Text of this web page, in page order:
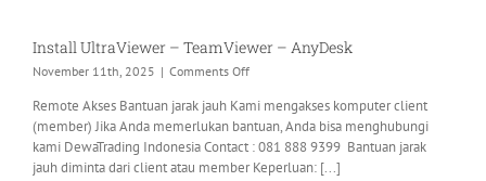
Supremany
Des
Install UltraViewer – TeamViewer – AnyDesk
November 11th, 2025 | Comments Offon
UltraViewer
–
TeamViewer
–
Remote Akses Bantuan jarak jauh Kami mengakses komputer client
(member) Jika Anda memerlukan bantuan, Anda bisa menghubungi
kami DewaTrading Indonesia Contact : 081 888 9399 Bantuan jarak
jauh diminta dari client atau member Keperluan: [...]